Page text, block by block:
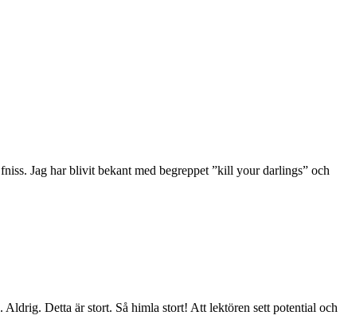
Jag har blivit bekant med begreppet ”kill your darlings” och
Detta är stort. Så himla stort! Att lektören sett potential och